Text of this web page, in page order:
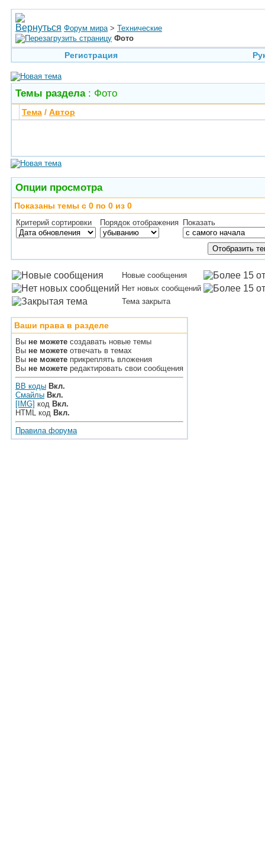
Форум мира > Технические
Фото
Регистрация
Темы раздела: Фото
Тема / Автор
Опции просмотра
Показаны темы с 0 по 0 из 0
Критерий сортировки Порядок отображения Показать
Новые сообщения
Нет новых сообщений
Тема закрыта
Ваши права в разделе
Вы не можете создавать новые темы
Вы не можете отвечать в темах
Вы не можете прикреплять вложения
Вы не можете редактировать свои сообщения
BB коды Вкл.
Смайлы Вкл.
[IMG] код Вкл.
HTML код Вкл.
Правила форума